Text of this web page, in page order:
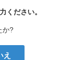
ください。
か?
え